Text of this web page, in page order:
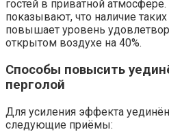
гостей в приватной
показывают, что наличие
повышает уровень
открытом воздухе на 40%.
Способы повысить
перголой
Для усиления эффекта
следующие приёмы: